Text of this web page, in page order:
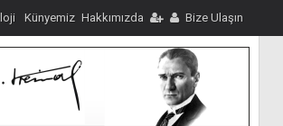
Künyemiz Hakkımızda Bize Ulaşın